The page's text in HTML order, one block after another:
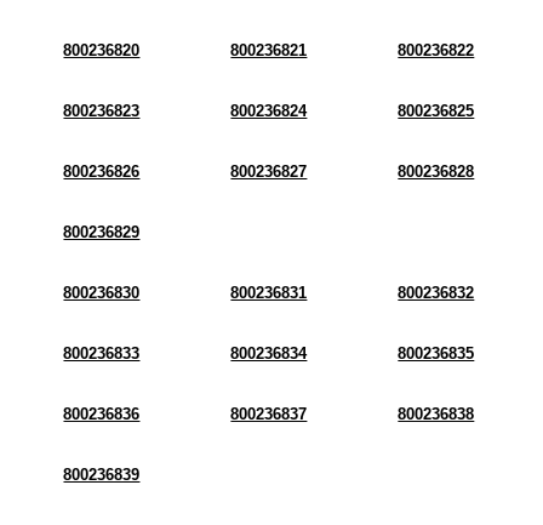
800236820 800236821 800236822
800236823 800236824 800236825
800236826 800236827 800236828
800236829
800236830 800236831 800236832
800236833 800236834 800236835
800236836 800236837 800236838
800236839